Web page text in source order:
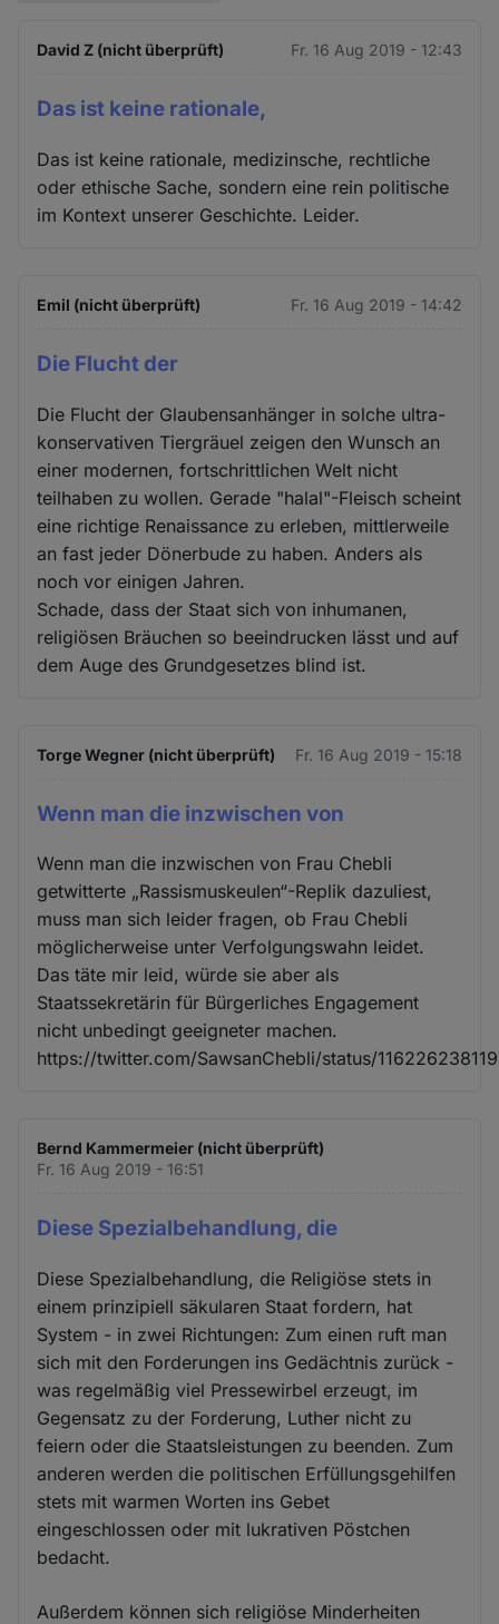
David Z (nicht überprüft) Fr. 16 Aug 2019 - 12:43
Das ist keine rationale,
Das ist keine rationale, medizinsche, rechtliche
oder ethische Sache, sondern eine rein politische
im Kontext unserer Geschichte. Leider.
Emil (nicht überprüft) Fr. 16 Aug 2019 - 14:42
Die Flucht der
Die Flucht der Glaubensanhänger in solche ultra-
konservativen Tiergräuel zeigen den Wunsch an
einer modernen, fortschrittlichen Welt nicht
teilhaben zu wollen. Gerade "halal"-Fleisch scheint
eine richtige Renaissance zu erleben, mittlerweile
an fast jeder Dönerbude zu haben. Anders als
noch vor einigen Jahren.
Schade, dass der Staat sich von inhumanen,
religiösen Bräuchen so beeindrucken lässt und auf
dem Auge des Grundgesetzes blind ist.
Torge Wegner (nicht überprüft) Fr. 16 Aug 2019 - 15:18
Wenn man die inzwischen von
Wenn man die inzwischen von Frau Chebli
getwitterte „Rassismuskeulen“-Replik dazuliest,
muss man sich leider fragen, ob Frau Chebli
möglicherweise unter Verfolgungswahn leidet.
Das täte mir leid, würde sie aber als
Staatssekretärin für Bürgerliches Engagement
nicht unbedingt geeigneter machen.
https://twitter.com/SawsanChebli/status/
Bernd Kammermeier (nicht überprüft)
Fr. 16 Aug 2019 - 16:51
Diese Spezialbehandlung, die
Diese Spezialbehandlung, die Religiöse stets in
einem prinzipiell säkularen Staat fordern, hat
System - in zwei Richtungen: Zum einen ruft man
sich mit den Forderungen ins Gedächtnis zurück -
was regelmäßig viel Pressewirbel erzeugt, im
Gegensatz zu der Forderung, Luther nicht zu
feiern oder die Staatsleistungen zu beenden. Zum
anderen werden die politischen Erfüllungsgehilfen
stets mit warmen Worten ins Gebet
eingeschlossen oder mit lukrativen Pöstchen
bedacht.
Außerdem können sich religiöse Minderheiten